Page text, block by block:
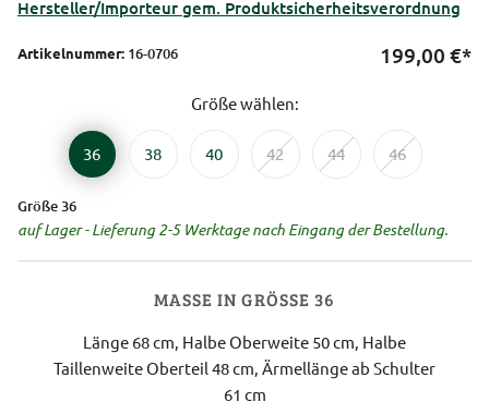
Hersteller/Importeur gem. Produktsicherheitsverordnung
Artikelnummer: 16-0706 199,00 €*
Größe wählen:
36 38 40 42 44 46
Größe 36
auf Lager - Lieferung 2-5 Werktage nach Eingang der Bestellung.
MASSE IN GRÖSSE 36
Länge 68 cm, Halbe Oberweite 50 cm, Halbe
Taillenweite Oberteil 48 cm, Ärmellänge ab Schulter
61 cm